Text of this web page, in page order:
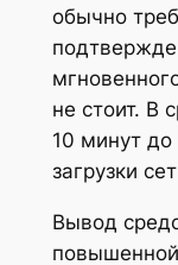
обычно
не стоит. В
10 минут до
загрузки
Вывод